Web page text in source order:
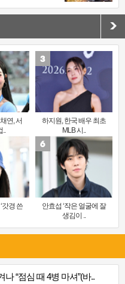
연, 서
하지원, 한국 배우 최초
MLB 시..
갓경 쓴
안효섭 ‘작은 얼굴에 잘
생김이 ..
“점심 때 4병 마셔”(바..